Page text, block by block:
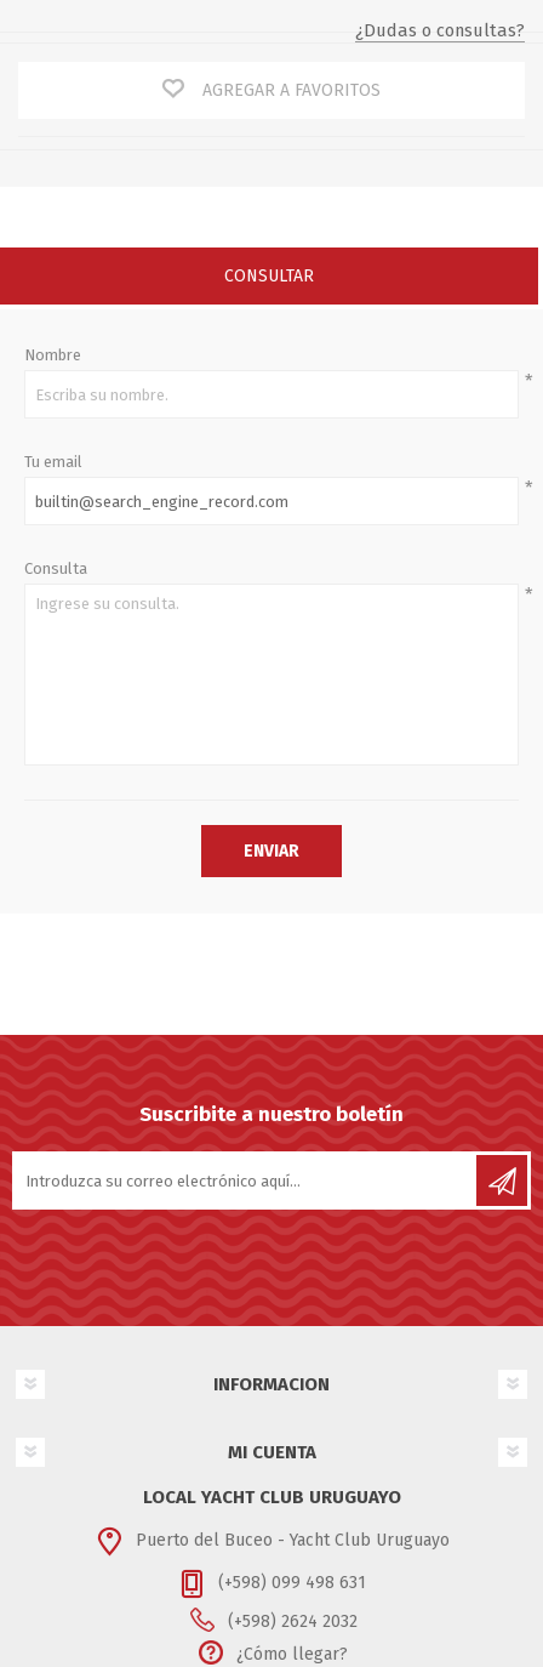
¿Dudas o consultas?
AGREGAR A FAVORITOS
CONSULTAR
Nombre
*
Tu email
*
Consulta
*
Suscribite a nuestro boletín
INFORMACION
MI CUENTA
LOCAL YACHT CLUB URUGUAYO
Puerto del Buceo - Yacht Club Uruguayo
(+598) 099 498 631
(+598) 2624 2032
¿Cómo llegar?